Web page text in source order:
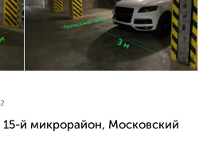
й микрорайон, Московский